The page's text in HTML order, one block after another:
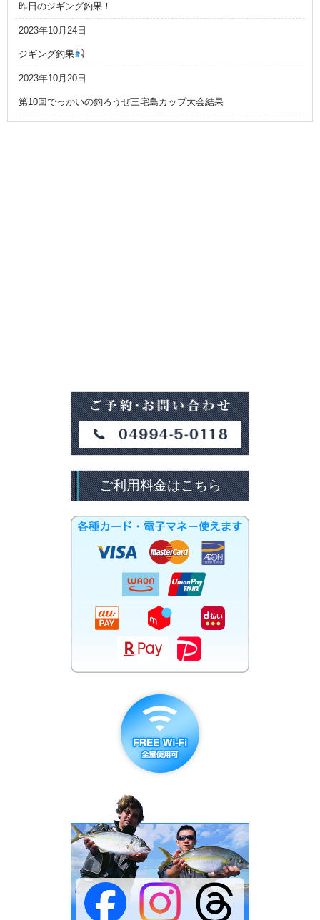
昨日のジギング釣果！
2023年10月24日
ジギング釣果
2023年10月20日
第10回でっかいの釣ろうぜ三宅島カップ大会結果
ご利用料金はこちら